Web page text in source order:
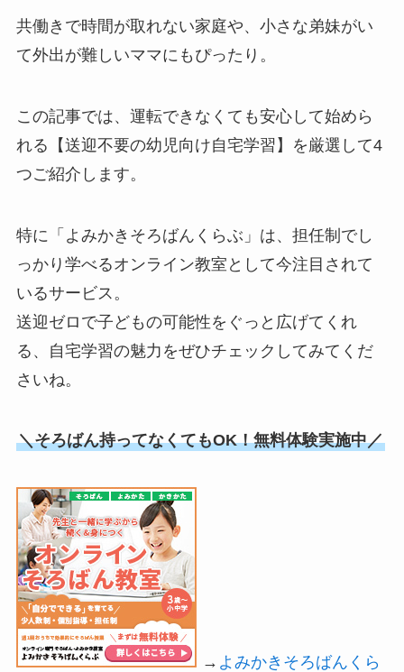
共働きで時間が取れない家庭や、小さな弟妹がい
て外出が難しいママにもぴったり。
この記事では、運転できなくても安心して始めら
れる【送迎不要の幼児向け自宅学習】を厳選して4
つご紹介します。
特に「よみかきそろばんくらぶ」は、担任制でし
っかり学べるオンライン教室として今注目されて
いるサービス。
送迎ゼロで子どもの可能性をぐっと広げてくれ
る、自宅学習の魅力をぜひチェックしてみてくだ
さいね。
＼そろばん持ってなくてもOK！無料体験実施中／
→ よみかきそろばんくら